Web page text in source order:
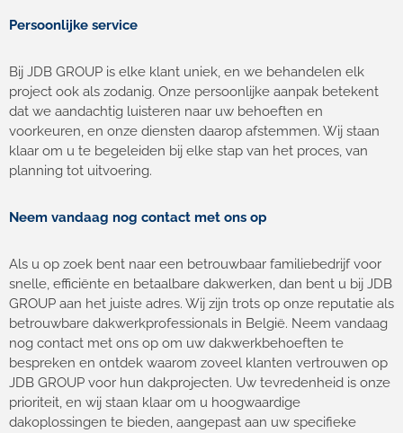
Persoonlijke service
Bij JDB GROUP is elke klant uniek, en we behandelen elk
project ook als zodanig. Onze persoonlijke aanpak betekent
dat we aandachtig luisteren naar uw behoeften en
voorkeuren, en onze diensten daarop afstemmen. Wij staan
klaar om u te begeleiden bij elke stap van het proces, van
planning tot uitvoering.
Neem vandaag nog contact met ons op
Als u op zoek bent naar een betrouwbaar familiebedrijf voor
snelle, efficiënte en betaalbare dakwerken, dan bent u bij JDB
GROUP aan het juiste adres. Wij zijn trots op onze reputatie als
betrouwbare dakwerkprofessionals in België. Neem vandaag
nog contact met ons op om uw dakwerkbehoeften te
bespreken en ontdek waarom zoveel klanten vertrouwen op
JDB GROUP voor hun dakprojecten. Uw tevredenheid is onze
prioriteit, en wij staan klaar om u hoogwaardige
dakoplossingen te bieden, aangepast aan uw specifieke